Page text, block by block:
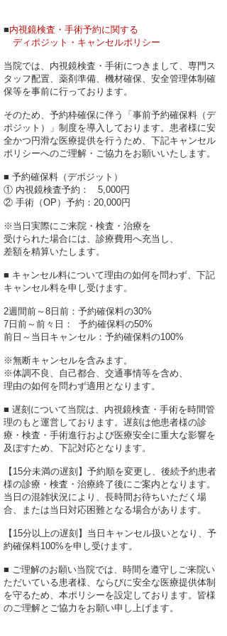
■内視鏡検査・手術予約に関する
ディポジット・キャンセルポリシー
当院では、内視鏡検査・手術につきまして、専門ス
タッフ配置、薬剤準備、機材確保、安全管理体制確
保等を事前に行っております。
そのため、予約枠確保に伴う「事前予約確保料（デ
ポジット）」制度を導入しております。患者様に安
全かつ円滑な医療提供を行うため、下記キャンセル
ポリシーへのご理解・ご協力をお願いいたします。
■ 予約確保料（デポジット）
① 内視鏡検査予約： 5,000円
② 手術（OP）予約：20,000円
※当日実際にご来院・検査・治療を
受けられた場合には、診療費用へ充当し、
差額を精算いたします。
■ キャンセル料について理由の如何を問わず、下記
キャンセル料を申し受けます。
2週間前～8日前：予約確保料の30%
7日前～前々日： 予約確保料の50%
前日～当日キャンセル：予約確保料の100%
※無断キャンセルを含みます。
※体調不良、自己都合、交通事情等を含め、
理由の如何を問わず適用となります。
■ 遅刻について当院は、内視鏡検査・手術を時間管
理のもと運営しております。遅刻は他患者様の診
療・検査・手術進行および医療安全に重大な影響を
及ぼすため、下記対応となります。
【15分未満の遅刻】予約順を変更し、後続予約患者
様の診療・検査・治療終了後にご案内となります。
当日の混雑状況により、長時間お待ちいただく場
合、または当日対応困難となる場合があります。
【15分以上の遅刻】当日キャンセル扱いとなり、予
約確保料100%を申し受けます。
■ ご理解のお願い当院では、時間を遵守しご来院い
ただいている患者様、ならびに安全な医療提供体制
を守るため、本ポリシーを設定しております。皆様
のご理解とご協力をお願い申し上げます。